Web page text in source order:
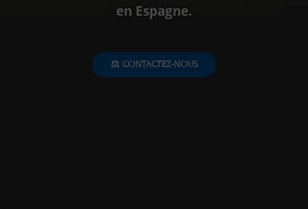
en Espagne.
⚖️ CONTACTEZ-NOUS